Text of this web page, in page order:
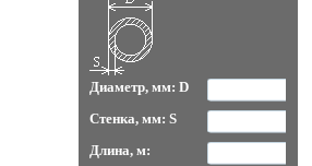
Диаметр, мм: D
Стенка, мм: S
Длина, м: